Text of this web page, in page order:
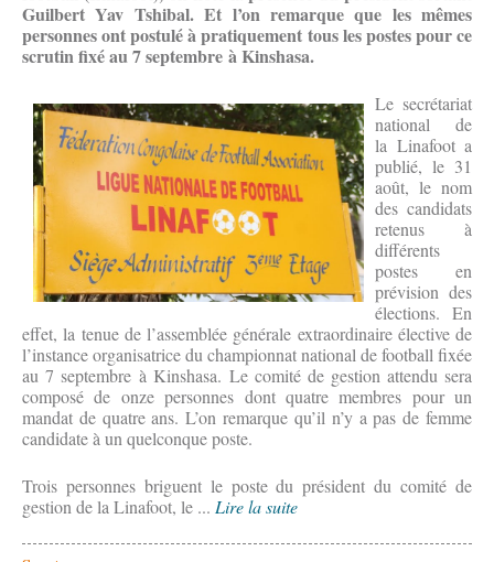
Guilbert Yav Tshibal. Et l’on remarque que les mêmes
personnes ont postulé à pratiquement tous les postes pour ce
scrutin fixé au 7 septembre à Kinshasa.
Le secrétariat
national de
la Linafoot a
publié, le 31
août, le nom
des candidats
retenus à
différents
postes en
prévision des
élections. En
effet, la tenue de l’assemblée générale extraordinaire élective de
l’instance organisatrice du championnat national de football fixée
au 7 septembre à Kinshasa. Le comité de gestion attendu sera
composé de onze personnes dont quatre membres pour un
mandat de quatre ans. L’on remarque qu’il n’y a pas de femme
candidate à un quelconque poste.
Trois personnes briguent le poste du président du comité de
gestion de la Linafoot, le ... Lire la suite